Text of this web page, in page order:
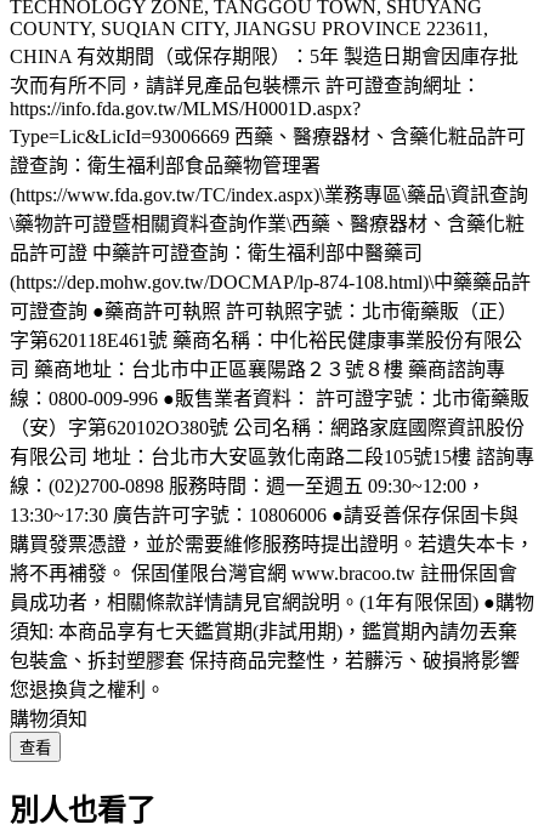
TECHNOLOGY ZONE, TANGGOU TOWN, SHUYANG
COUNTY, SUQIAN CITY, JIANGSU PROVINCE 223611,
CHINA 有效期間（或保存期限）：5年 製造日期會因庫存批
次而有所不同，請詳見產品包裝標示 許可證查詢網址：
https://info.fda.gov.tw/MLMS/H0001D.aspx?
Type=Lic&LicId=93006669 西藥、醫療器材、含藥化粧品許可
證查詢：衛生福利部食品藥物管理署
(https://www.fda.gov.tw/TC/index.aspx)\業務專區\藥品\資訊查詢
\藥物許可證暨相關資料查詢作業\西藥、醫療器材、含藥化粧
品許可證 中藥許可證查詢：衛生福利部中醫藥司
(https://dep.mohw.gov.tw/DOCMAP/lp-874-108.html)\中藥藥品許
可證查詢 ●藥商許可執照 許可執照字號：北市衛藥販（正）
字第620118E461號 藥商名稱：中化裕民健康事業股份有限公
司 藥商地址：台北市中正區襄陽路２３號８樓 藥商諮詢專
線：0800-009-996 ●販售業者資料： 許可證字號：北市衛藥販
（安）字第620102O380號 公司名稱：網路家庭國際資訊股份
有限公司 地址：台北市大安區敦化南路二段105號15樓 諮詢專
線：(02)2700-0898 服務時間：週一至週五 09:30~12:00，
13:30~17:30 廣告許可字號：10806006 ●請妥善保存保固卡與
購買發票憑證，並於需要維修服務時提出證明。若遺失本卡，
將不再補發。 保固僅限台灣官網 www.bracoo.tw 註冊保固會
員成功者，相關條款詳情請見官網說明。(1年有限保固) ●購物
須知: 本商品享有七天鑑賞期(非試用期)，鑑賞期內請勿丟棄
包裝盒、拆封塑膠套 保持商品完整性，若髒污、破損將影響
您退換貨之權利。
購物須知
查看
別人也看了